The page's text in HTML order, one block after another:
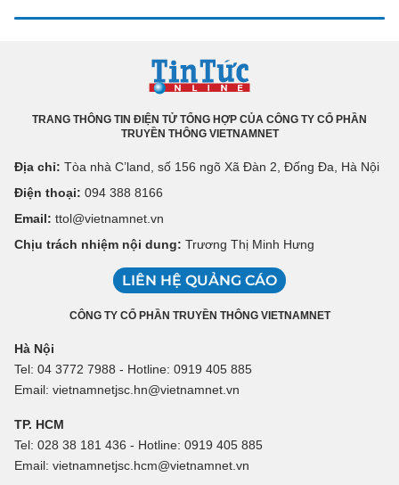
TRANG THÔNG TIN ĐIỆN TỬ TỔNG HỢP CỦA CÔNG TY CỔ PHẦN
TRUYỀN THÔNG VIETNAMNET
Địa chỉ: Tòa nhà C’land, số 156 ngõ Xã Đàn 2, Đống Đa, Hà Nội
Điện thoại: 094 388 8166
Email: ttol@vietnamnet.vn
Chịu trách nhiệm nội dung: Trương Thị Minh Hưng
LIÊN HỆ QUẢNG CÁO
CÔNG TY CỔ PHẦN TRUYỀN THÔNG VIETNAMNET
Hà Nội
Tel: 04 3772 7988 - Hotline: 0919 405 885
Email: vietnamnetjsc.hn@vietnamnet.vn
TP. HCM
Tel: 028 38 181 436 - Hotline: 0919 405 885
Email: vietnamnetjsc.hcm@vietnamnet.vn